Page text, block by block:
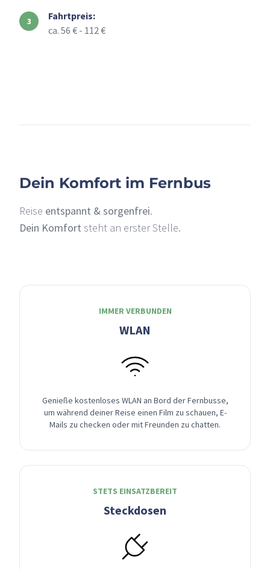
Fahrtpreis:
ca. 56 € - 112 €
Dein Komfort im Fernbus
Reise entspannt & sorgenfrei.
Dein Komfort steht an erster Stelle.
IMMER VERBUNDEN
WLAN
Genieße kostenloses WLAN an Bord der Fernbusse,
um während deiner Reise einen Film zu schauen, E-
Mails zu checken oder mit Freunden zu chatten.
STETS EINSATZBEREIT
Steckdosen